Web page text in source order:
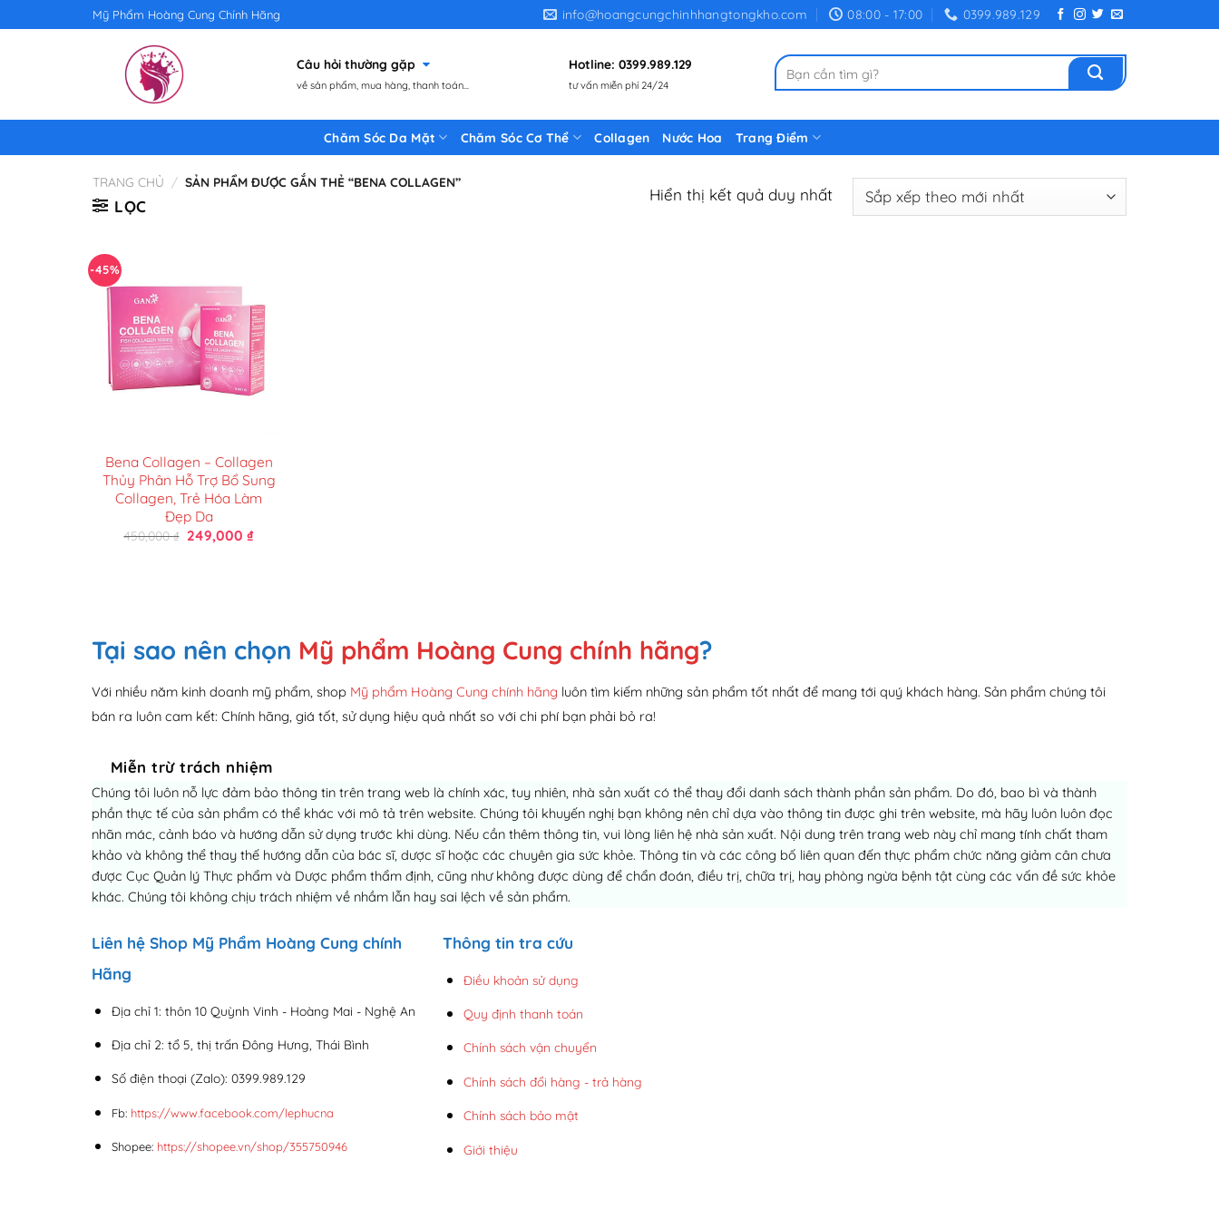
Mỹ Phẩm Hoàng Cung Chính Hãng info@hoangcungchinhhangtongkho.com 08:00 - 17:00 0399.989.129
Câu hỏi thường gặp
về sản phẩm, mua hàng, thanh toán...
Hotline: 0399.989.129
tư vấn miễn phí 24/24
Tìm
kiếm:
Chăm Sóc Da Mặt Chăm Sóc Cơ Thể Collagen Nước Hoa Trang Điểm
TRANG CHỦ / SẢN PHẨM ĐƯỢC GẮN THẺ “BENA COLLAGEN”
LỌC
Hiển thị kết quả duy nhất
-45%
Bena Collagen – Collagen
Thủy Phân Hỗ Trợ Bổ Sung
Collagen, Trẻ Hóa Làm
Đẹp Da
450,000₫ Giá
249,000 ₫Giá
Tại sao nên chọn Mỹ phẩm Hoàng Cung chính hãng?
Với nhiều năm kinh doanh mỹ phẩm, shop Mỹ phẩm Hoàng Cung chính hãng luôn tìm kiếm những sản phẩm tốt nhất để mang tới quý khách hàng. Sản phẩm chúng tôi
bán ra luôn cam kết: Chính hãng, giá tốt, sử dụng hiệu quả nhất so với chi phí bạn phải bỏ ra!
Miễn trừ trách nhiệm
Chúng tôi luôn nỗ lực đảm bảo thông tin trên trang web là chính xác, tuy nhiên, nhà sản xuất có thể thay đổi danh sách thành phần sản phẩm. Do đó, bao bì và thành
phần thực tế của sản phẩm có thể khác với mô tả trên website. Chúng tôi khuyến nghị bạn không nên chỉ dựa vào thông tin được ghi trên website, mà hãy luôn luôn đọc
nhãn mác, cảnh báo và hướng dẫn sử dụng trước khi dùng. Nếu cần thêm thông tin, vui lòng liên hệ nhà sản xuất. Nội dung trên trang web này chỉ mang tính chất tham
khảo và không thể thay thế hướng dẫn của bác sĩ, dược sĩ hoặc các chuyên gia sức khỏe. Thông tin và các công bố liên quan đến thực phẩm chức năng giảm cân chưa
được Cục Quản lý Thực phẩm và Dược phẩm thẩm định, cũng như không được dùng để chẩn đoán, điều trị, chữa trị, hay phòng ngừa bệnh tật cùng các vấn đề sức khỏe
khác. Chúng tôi không chịu trách nhiệm về nhầm lẫn hay sai lệch về sản phẩm.
Liên hệ Shop Mỹ Phẩm Hoàng Cung chính
Hãng
Địa chỉ 1: thôn 10 Quỳnh Vinh - Hoàng Mai - Nghệ An
Địa chỉ 2: tổ 5, thị trấn Đông Hưng, Thái Bình
Số điện thoại (Zalo): 0399.989.129
Fb: https://www.facebook.com/lephucna
Shopee: https://shopee.vn/shop/355750946
Thông tin tra cứu
Điều khoản sử dụng
Quy định thanh toán
Chính sách vận chuyển
Chính sách đổi hàng - trả hàng
Chính sách bảo mật
Giới thiệu